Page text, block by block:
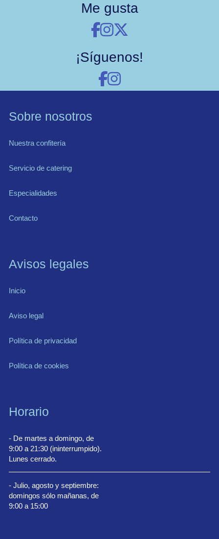
Me gusta
¡Síguenos!
Sobre nosotros
Nuestra confitería
Servicio de catering
Especialidades
Contacto
Avisos legales
Inicio
Aviso legal
Política de privacidad
Política de cookies
Horario
- De martes a domingo, de
9:00 a 21:30 (ininterrumpido).
Lunes cerrado.
- Julio, agosto y septiembre:
domingos sólo mañanas, de
9:00 a 15:00